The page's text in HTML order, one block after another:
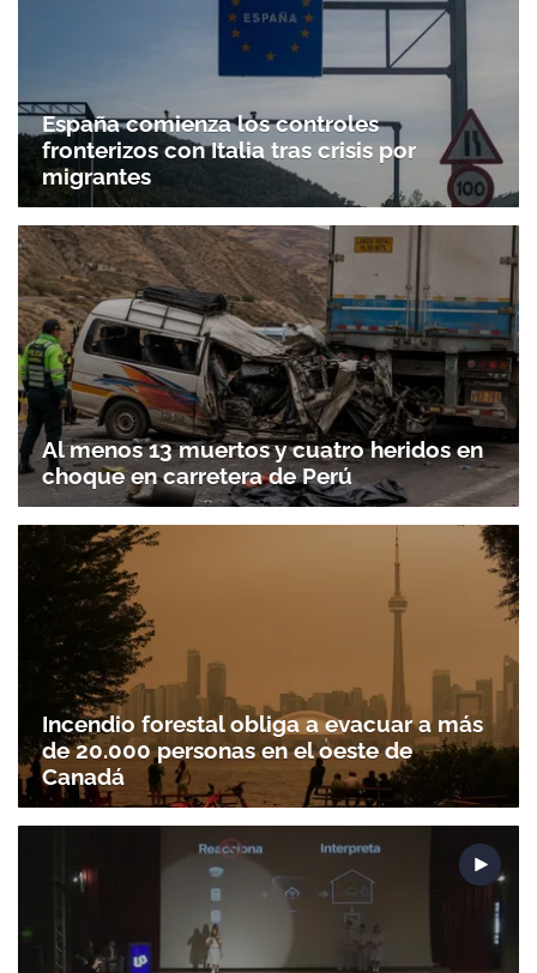
España comienza los controles
fronterizos con Italia tras crisis por
migrantes
Al menos 13 muertos y cuatro heridos en
choque en carretera de Perú
Incendio forestal obliga a evacuar a más
de 20.000 personas en el oeste de
Canadá